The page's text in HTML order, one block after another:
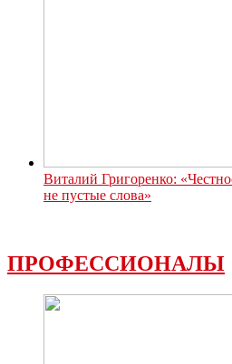
Виталий Григоренко:
не пустые слова»
ПРОФЕССИОНАЛЫ